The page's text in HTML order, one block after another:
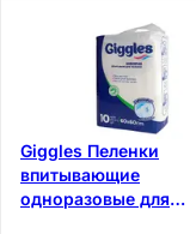
Giggles Пеленки
впитывающие
одноразовые для